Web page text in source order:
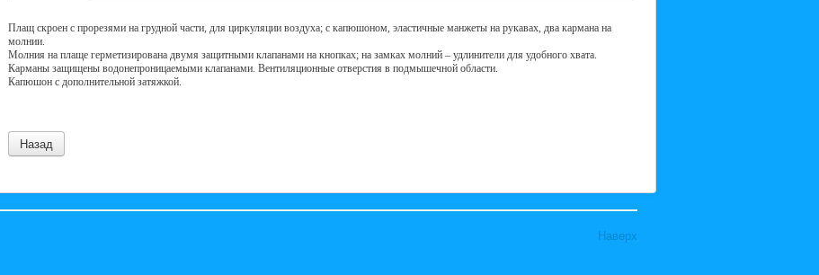
Плащ скроен с прорезями на грудной части, для циркуляции воздуха; с капюшоном, эластичные манжеты на рукавах, два кармана на
молнии.
Молния на плаще герметизирована двумя защитными клапанами на кнопках; на замках молний – удлинители для удобного хвата.
Карманы защищены водонепроницаемыми клапанами. Вентиляционные отверстия в подмышечной области.
Капюшон с дополнительной затяжкой.
Наверх